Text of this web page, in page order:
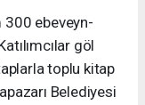
300 ebeveyn-
göl
toplu kitap
Belediyesi